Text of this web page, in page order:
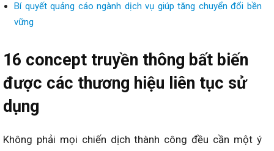
Bí quyết quảng cáo ngành dịch vụ giúp tăng chuyển đổi bền
vững
16 concept truyền thông bất biến
được các thương hiệu liên tục sử
dụng
Không phải mọi chiến dịch thành công đều cần một ý